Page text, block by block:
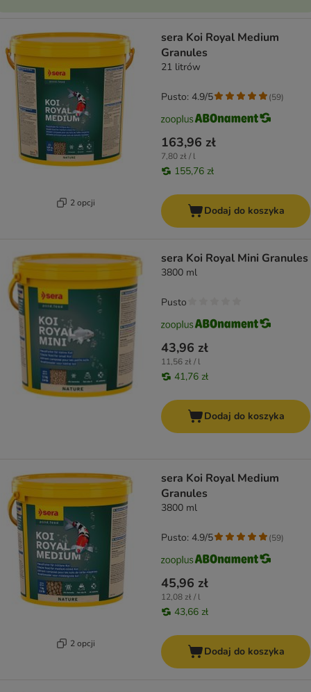
2 opcji
sera Koi Royal Medium
Granules
21 litrów
163,96 zł
7,80 zł / l
155,76 zł
Pusto: 4.9/5 (59)
Dodaj do koszyka
sera Koi Royal Mini Granules
3800 ml
43,96 zł
11,56 zł / l
41,76 zł
Pusto
Dodaj do koszyka
2 opcji
sera Koi Royal Medium
Granules
3800 ml
45,96 zł
12,08 zł / l
43,66 zł
Pusto: 4.9/5 (59)
Dodaj do koszyka